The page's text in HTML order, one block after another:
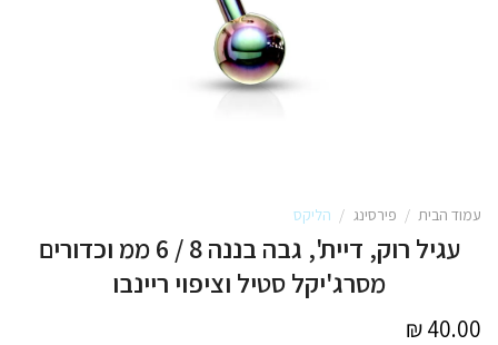
עמוד הבית / פירסינג / הליקס
עגיל רוק, דיית', גבה בננה 8 / 6 ממ וכדורים
מסרג'יקל סטיל וציפוי ריינבו
40.00
₪